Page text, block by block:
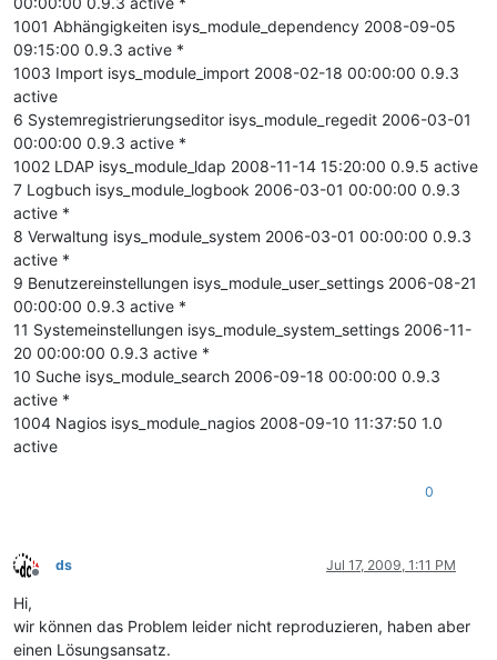
1001 Abhängigkeiten isys_module_dependency 2008-09-05
09:15:00 0.9.3 active *
1003 Import isys_module_import 2008-02-18 00:00:00 0.9.3
active
6 Systemregistrierungseditor isys_module_regedit 2006-03-01
00:00:00 0.9.3 active *
1002 LDAP isys_module_ldap 2008-11-14 15:20:00 0.9.5 active
7 Logbuch isys_module_logbook 2006-03-01 00:00:00 0.9.3
active *
8 Verwaltung isys_module_system 2006-03-01 00:00:00 0.9.3
active *
9 Benutzereinstellungen isys_module_user_settings 2006-08-21
00:00:00 0.9.3 active *
11 Systemeinstellungen isys_module_system_settings 2006-11-
20 00:00:00 0.9.3 active *
10 Suche isys_module_search 2006-09-18 00:00:00 0.9.3
active *
1004 Nagios isys_module_nagios 2008-09-10 11:37:50 1.0
active
0
Offline
ds Jul 17, 2009, 1:11 PM
Hi,
wir können das Problem leider nicht reproduzieren, haben aber
einen Lösungsansatz.